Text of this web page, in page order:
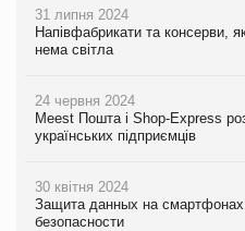
31 липня 2024
Напівфабрикати та консерви,
нема світла
24 червня 2024
Meest Пошта і Shop-Express
українських підприємців
30 квітня 2024
Защита данных на
безопасности